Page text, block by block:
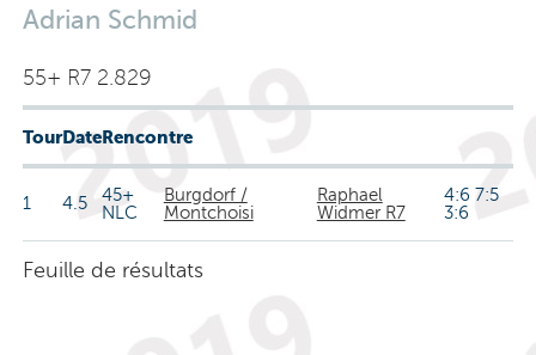
Adrian Schmid
55+ R7 2.829
TourDateRencontre
1 4.5
45+
NLC
Burgdorf /
Montchoisi
Raphael
Widmer R7
4:6 7:5
3:6
Feuille de résultats